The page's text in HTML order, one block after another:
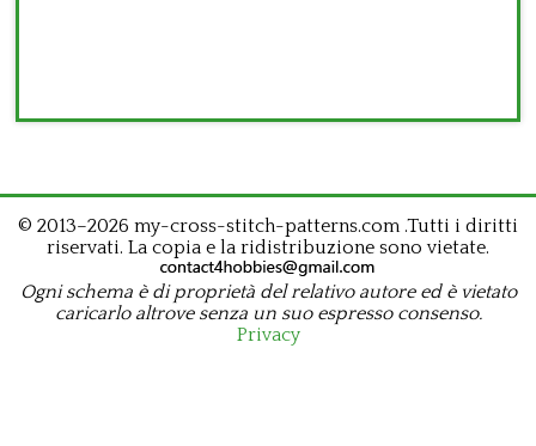
© 2013–2026 my-cross-stitch-patterns.com .Tutti i diritti
riservati. La copia e la ridistribuzione sono vietate.
Ogni schema è di proprietà del relativo autore ed è vietato
caricarlo altrove senza un suo espresso consenso.
Privacy